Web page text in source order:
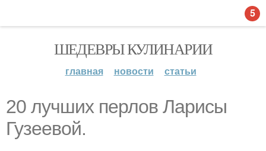
ШЕДЕВРЫ КУЛИНАРИИ
главная новости статьи
20 лучших перлов Ларисы
Гузеевой.
5